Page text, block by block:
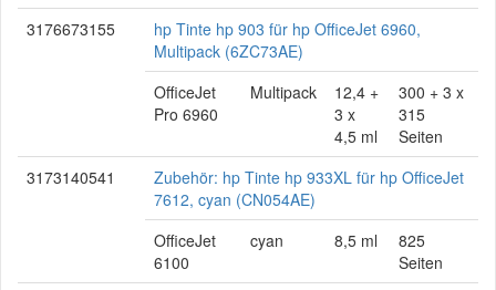
3176673155
hp Tinte hp 903 für hp OfficeJet 6960,
Multipack (6ZC73AE)
OfficeJet
Pro 6960
Multipack
12,4 +
3 x
4,5 ml
300 + 3 x
315
Seiten
3173140541
Zubehör: hp Tinte hp 933XL für hp OfficeJet
7612, cyan (CN054AE)
OfficeJet
6100
cyan 8,5 ml
825
Seiten